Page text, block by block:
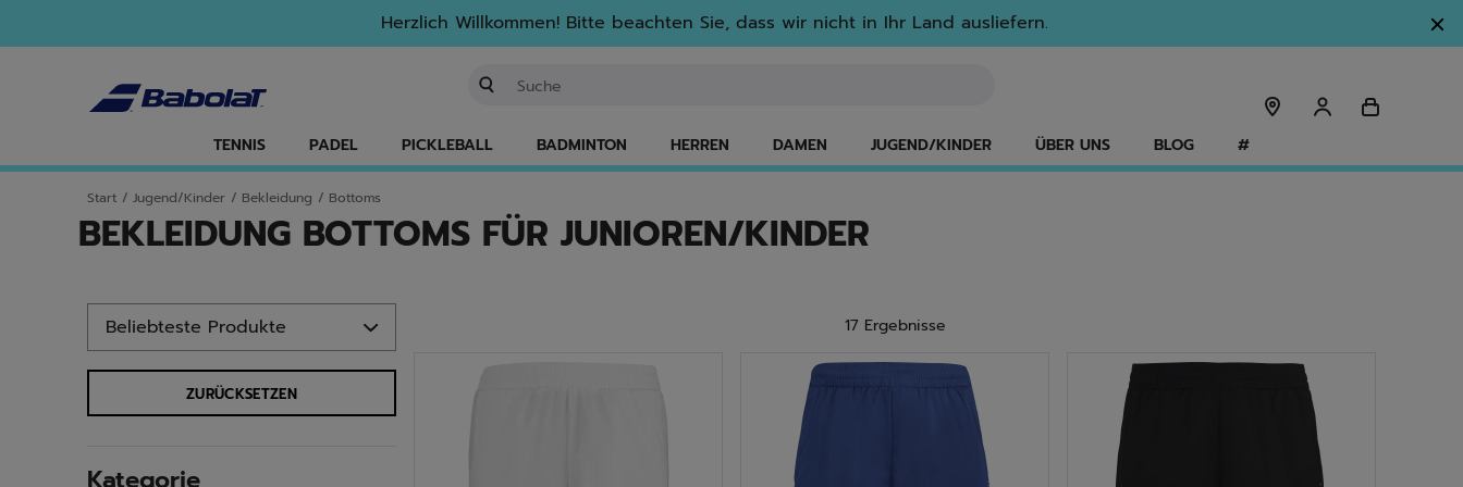
Herzlich Willkommen! Bitte beachten Sie, dass wir nicht in Ihr Land ausliefern.
TENNIS PADEL PICKLEBALL BADMINTON HERREN DAMEN JUGEND/KINDER ÜBER UNS BLOG #
Start / Jugend/Kinder / Bekleidung / Bottoms
BEKLEIDUNG BOTTOMS FÜR JUNIOREN/KINDER
Zu den Produkten springen
17 Ergebnisse
ZURÜCKSETZEN